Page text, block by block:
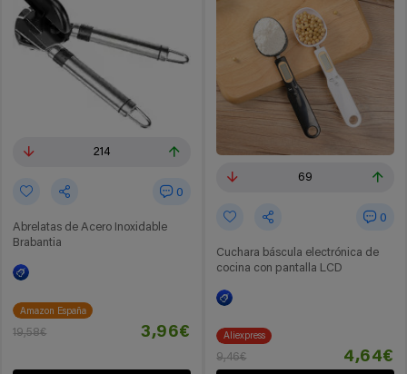
214
0
Abrelatas de Acero Inoxidable
Brabantia
Amazon España
19,58€ 3,96€
69
0
Cuchara báscula electrónica de
cocina con pantalla LCD
Aliexpress
9,46€ 4,64€